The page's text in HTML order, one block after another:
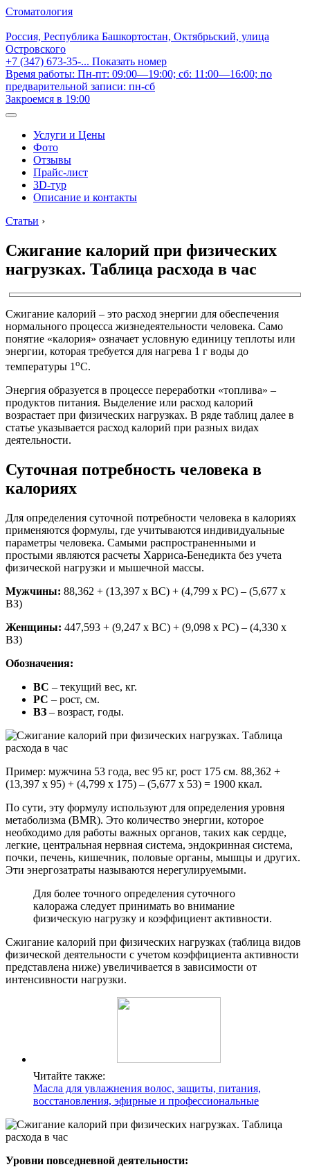
Стоматология
Россия, Республика Башкортостан, Октябрьский, улица
Островского
+7 (347) 673-35-... Показать номер
Время работы: Пн-пт: 09:00—19:00; сб: 11:00—16:00; по
предварительной записи: пн-сб
Закроемся в 19:00
Услуги и Цены
Фото
Отзывы
Прайс-лист
3D-тур
Описание и контакты
Статьи ›
Сжигание калорий при физических
нагрузках. Таблица расхода в час
Сжигание калорий – это расход энергии для обеспечения
нормального процесса жизнедеятельности человека. Само
понятие «калория» означает условную единицу теплоты или
энергии, которая требуется для нагрева 1 г воды до
температуры 1 оС.
Энергия образуется в процессе переработки «топлива» –
продуктов питания. Выделение или расход калорий
возрастает при физических нагрузках. В ряде таблиц далее в
статье указывается расход калорий при разных видах
деятельности.
Суточная потребность человека в
калориях
Для определения суточной потребности человека в калориях
применяются формулы, где учитываются индивидуальные
параметры человека. Самыми распространенными и
простыми являются расчеты Харриса-Бенедикта без учета
физической нагрузки и мышечной массы.
Мужчины: 88,362 + (13,397 х ВС) + (4,799 х РС) – (5,677 х
ВЗ)
Женщины: 447,593 + (9,247 х ВС) + (9,098 х РС) – (4,330 х
ВЗ)
Обозначения:
ВС – текущий вес, кг.
РС – рост, см.
ВЗ – возраст, годы.
Пример: мужчина 53 года, вес 95 кг, рост 175 см. 88,362 +
(13,397 х 95) + (4,799 х 175) – (5,677 х 53) = 1900 ккал.
По сути, эту формулу используют для определения уровня
метаболизма (BMR). Это количество энергии, которое
необходимо для работы важных органов, таких как сердце,
легкие, центральная нервная система, эндокринная система,
почки, печень, кишечник, половые органы, мышцы и других.
Эти энергозатраты называются нерегулируемыми.
Для более точного определения суточного
калоража следует принимать во внимание
физическую нагрузку и коэффициент активности.
Сжигание калорий при физических нагрузках (таблица видов
физической деятельности с учетом коэффициента активности
представлена ниже) увеличивается в зависимости от
интенсивности нагрузки.
Читайте также:
Масла для увлажнения волос, защиты, питания,
восстановления, эфирные и профессиональные
Уровни повседневной деятельности: